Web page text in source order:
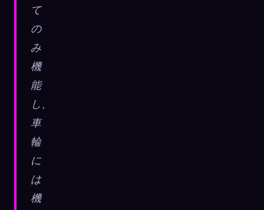
て
の
み
機
能
し、
車
輪
に
は
機